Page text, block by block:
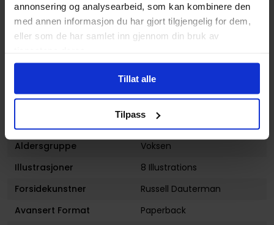
annonsering og analysearbeid, som kan kombinere den
med annen informasjon du har gjort tilgjengelig for dem,
eller som de har samlet inn gjennom din bruk av
Tillat alle
Tilpass
Sjanger
Science-Fiction,Superhelt
ogFantasy
Antall Sider
Utgiver
(dd.mm.yyyy)
14.12.2021
Aldersgruppe
Voksen
Illustrasjoner
8 Illustrations
Forsidekunstner
Russell Dauterman
Avansert Format
Paperback